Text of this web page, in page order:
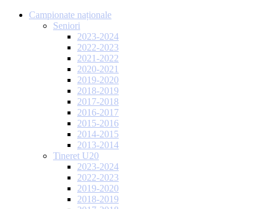
Campionate naționale
Seniori
2023-2024
2022-2023
2021-2022
2020-2021
2019-2020
2018-2019
2017-2018
2016-2017
2015-2016
2014-2015
2013-2014
Tineret U20
2023-2024
2022-2023
2019-2020
2018-2019